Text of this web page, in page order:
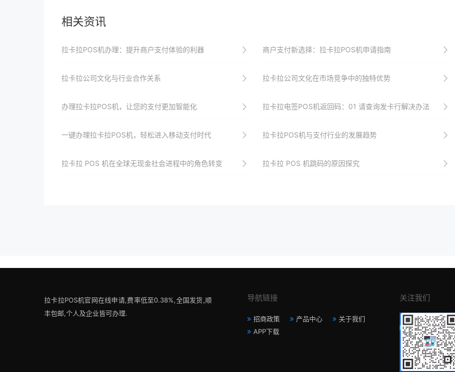
相关资讯
拉卡拉POS机办理：提升商户支付体验的利器 商户支付新选择：拉卡拉POS机申请指南
拉卡拉公司文化与行业合作关系 拉卡拉公司文化在市场竞争中的独特优势
办理拉卡拉POS机，让您的支付更加智能化 拉卡拉电签POS机返回码：01 请查询发卡行解决办法
一键办理拉卡拉POS机，轻松进入移动支付时代 拉卡拉POS机与支付行业的发展趋势
拉卡拉 POS 机在全球无现金社会进程中的角色转变 拉卡拉 POS 机跳码的原因探究
拉卡拉POS机官网在线申请,费率低至0.38%,全国发货,顺
丰包邮,个人及企业皆可办理.
导航链接
招商政策 产品中心
关于我们
APP下载
关注我们